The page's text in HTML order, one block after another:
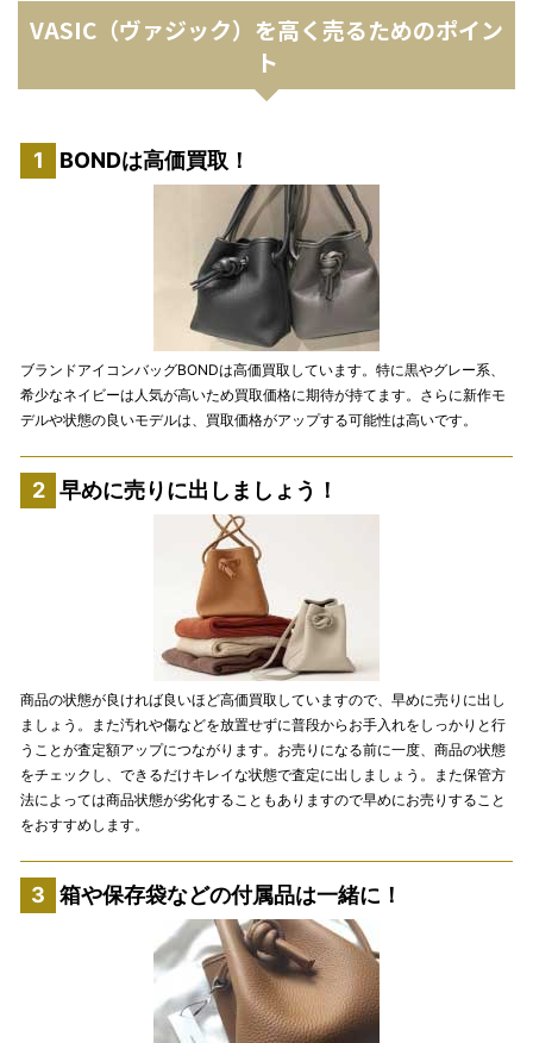
VASIC（ヴァジック）を高く売るためのポイン
ト
BONDは高価買取！
ブランドアイコンバッグBONDは高価買取しています。特に黒やグレー系、
希少なネイビーは人気が高いため買取価格に期待が持てます。さらに新作モ
デルや状態の良いモデルは、買取価格がアップする可能性は高いです。
早めに売りに出しましょう！
商品の状態が良ければ良いほど高価買取していますので、早めに売りに出し
ましょう。また汚れや傷などを放置せずに普段からお手入れをしっかりと行
うことが査定額アップにつながります。お売りになる前に一度、商品の状態
をチェックし、できるだけキレイな状態で査定に出しましょう。また保管方
法によっては商品状態が劣化することもありますので早めにお売りすること
をおすすめします。
箱や保存袋などの付属品は一緒に！